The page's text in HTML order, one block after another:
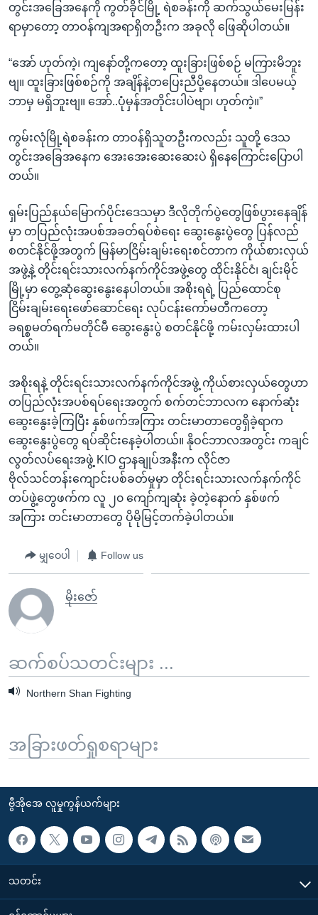
တွင်းအခြေအနေကို ကွတ်ခိုင်မြို့ ရဲစခန်းကို ဆက်သွယ်မေးမြန်း
ရာမှာတော့ တာဝန်ကျအရာရှိတဦးက အခုလို ဖြေဆိုပါတယ်။
“အော် ဟုတ်ကဲ့၊ ကျနော်တို့ကတော့ ထူးခြားဖြစ်စဉ် မကြားမိဘူး
ဗျ။ ထူးခြားဖြစ်စဉ်ကို အချိန်နဲ့တပြေးညီပို့နေတယ်။ ဒါပေမယ့်
ဘာမှ မရှိဘူးဗျ။ အော်..ပုံမှန်အတိုင်းပါပဲဗျာ၊ ဟုတ်ကဲ့။”
ကွမ်းလုံမြို့ရဲစခန်းက တာဝန်ရှိသူတဦးကလည်း သူတို့ ဒေသ
တွင်းအခြေအနေက အေးအေးဆေးဆေးပဲ ရှိနေကြောင်းပြောပါ
တယ်။
ရှမ်းပြည်နယ်မြောက်ပိုင်းဒေသမှာ ဒီလိုတိုက်ပွဲတွေဖြစ်ပွားနေချိန်
မှာ တပြည်လုံးအပစ်အခတ်ရပ်စဲရေး ဆွေးနွေးပွဲတွေ ပြန်လည်
စတင်နိုင်ဖို့အတွက် မြန်မာငြိမ်းချမ်းရေးစင်တာက ကိုယ်စားလှယ်
အဖွဲ့နဲ့ တိုင်းရင်းသားလက်နက်ကိုင်အဖွဲ့တွေ ထိုင်းနိုင်ငံ၊ ချင်းမိုင်
မြို့မှာ တွေ့ဆုံဆွေးနွေးနေပါတယ်။ အစိုးရရဲ့ ပြည်ထောင်စု
ငြိမ်းချမ်းရေးဖော်ဆောင်ရေး လုပ်ငန်းကော်မတီကတော့
ခရစ္စမတ်ရက်မတိုင်မီ ဆွေးနွေးပွဲ စတင်နိုင်ဖို့ ကမ်းလှမ်းထားပါ
တယ်။
အစိုးရနဲ့ တိုင်းရင်းသားလက်နက်ကိုင်အဖွဲ့ ကိုယ်စားလှယ်တွေဟာ
တပြည်လုံးအပစ်ရပ်ရေးအတွက် စက်တင်ဘာလက နောက်ဆုံး
ဆွေးနွေးခဲ့ကြပြီး နှစ်ဖက်အကြား တင်းမာတာတွေရှိခဲ့ရာက
ဆွေးနွေးပွဲတွေ ရပ်ဆိုင်းနေခဲ့ပါတယ်။ နိုဝင်ဘာလအတွင်း ကချင်
လွတ်လပ်ရေးအဖွဲ့ KIO ဌာနချုပ်အနီးက လိုင်ဇာ
ဗိုလ်သင်တန်းကျောင်းပစ်ခတ်မှုမှာ တိုင်းရင်းသားလက်နက်ကိုင်
တပ်ဖွဲ့တွေဖက်က လူ ၂၀ ကျော်ကျဆုံး ခဲ့တဲ့နောက် နှစ်ဖက်
အကြား တင်းမာတာတွေ ပိုမိုမြင့်တက်ခဲ့ပါတယ်။
မျှဝေပါ Follow us
မိုးဇော်
ဆက်စပ်သတင်းများ ...
Northern Shan Fighting
အခြားဖတ်ရှုစရာများ
ဗွီအိုအေ လူမှုကွန်ယက်များ
သတင်း